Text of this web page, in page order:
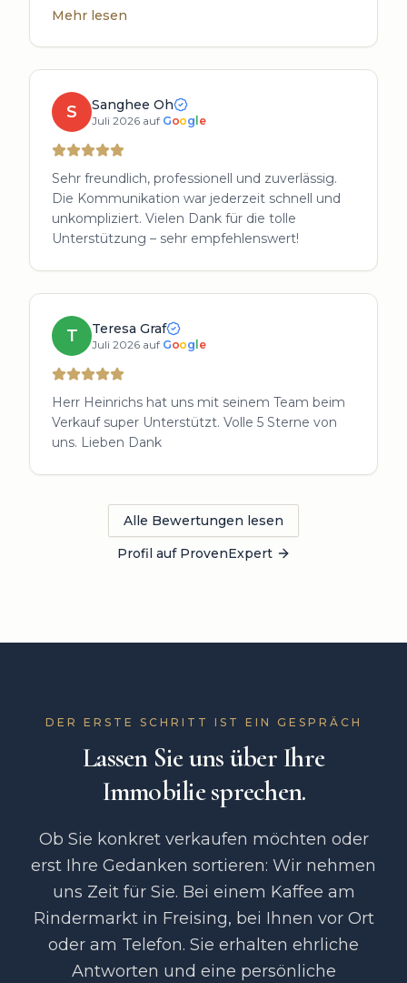
diesen besonderen Umstand versteht und
Heinrichs von Anfang an gespürt: Für ihn war
unser Haus nicht einfach nur ein Objekt,
sondern ein Zuhause, das eine passende neue
Familie finden sollte. Dieses
Einfühlungsvermögen war für uns
ausschlaggebend, ihm den Auftrag
anzuvertrauen. Die Betreuung war durchweg
professionell, zuverlässig und transparent. Jede
Frage wurde kompetent beantwortet, jeder
Schritt nachvollziehbar erklärt, und wir hatten
jederzeit das Gefühl, bestens beraten zu sein.
Der Status „Vollprofi“ hat sich in jeder einzelnen
Handlung widergespiegelt.
Mehr lesen
S Sanghee Oh
Juli 2026 auf Goog e
Sehr freundlich, professionell und zuverlässig.
Die Kommunikation war jederzeit schnell und
unkompliziert. Vielen Dank für die tolle
Unterstützung – sehr empfehlenswert!
T Teresa Graf
Juli 2026 auf Goog e
Herr Heinrichs hat uns mit seinem Team beim
Verkauf super Unterstützt. Volle 5 Sterne von
uns. Lieben Dank
Alle Bewertungen lesen
Profil auf ProvenExpert
DER ERSTE SCHRITT IST EIN GESPRÄCH
Lassen Sie uns über Ihre
Immobilie sprechen.
Ob Sie konkret verkaufen möchten oder
erst Ihre Gedanken sortieren: Wir nehmen
uns Zeit für Sie. Bei einem Kaffee am
Rindermarkt in Freising, bei Ihnen vor Ort
oder am Telefon. Sie erhalten ehrliche
Antworten und eine persönliche